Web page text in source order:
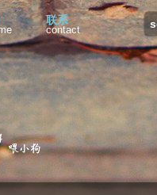
联系
contact